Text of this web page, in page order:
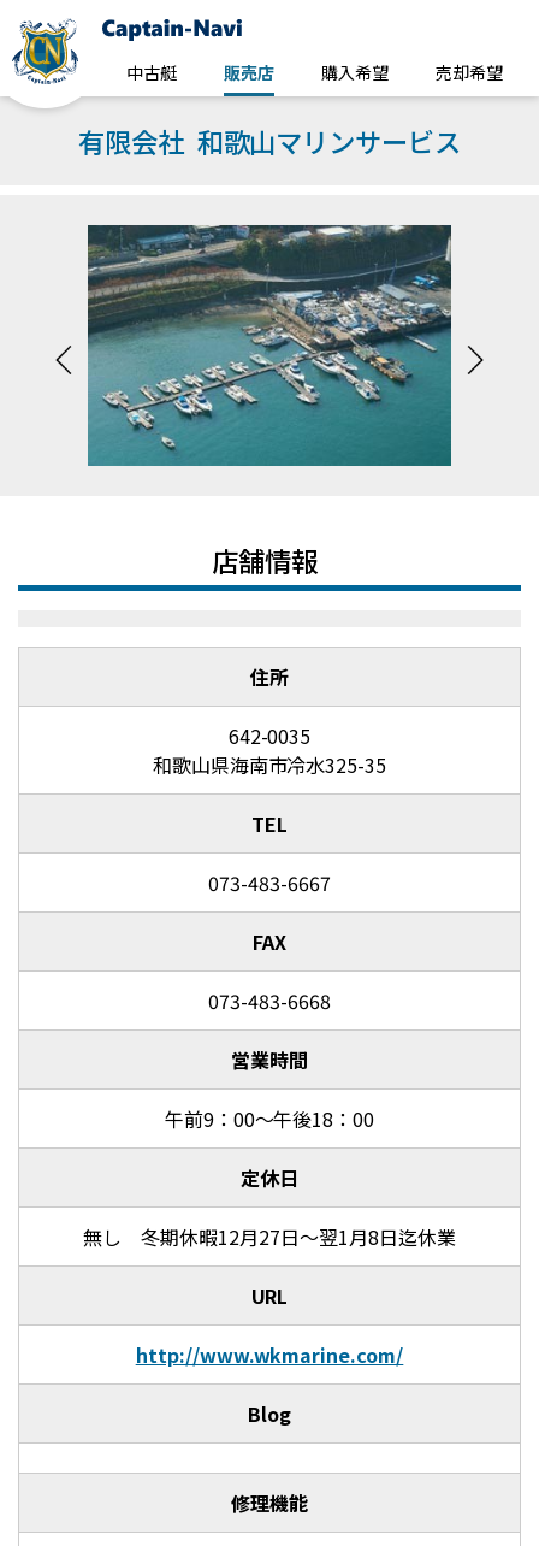
中古艇 販売店 購入希望 売却希望
有限会社 和歌山マリンサービス
店舗情報
住所
642-0035
和歌山県海南市冷水325-35
TEL
073-483-6667
FAX
073-483-6668
営業時間
午前9：00～午後18：00
定休日
無し 冬期休暇12月27日～翌1月8日迄休業
URL
http://www.wkmarine.com/
Blog
修理機能